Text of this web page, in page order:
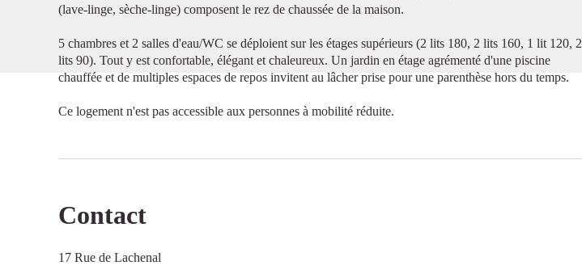
(lave-linge, sèche-linge) composent le rez de chaussée de la maison.
5 chambres et 2 salles d'eau/WC se déploient sur les étages supérieurs (2 lits 180, 2 lits 160, 1 lit 120, 2
lits 90). Tout y est confortable, élégant et chaleureux. Un jardin en étage agrémenté d'une piscine
chauffée et de multiples espaces de repos invitent au lâcher prise pour une parenthèse hors du temps.
Ce logement n'est pas accessible aux personnes à mobilité réduite.
Contact
17 Rue de Lachenal